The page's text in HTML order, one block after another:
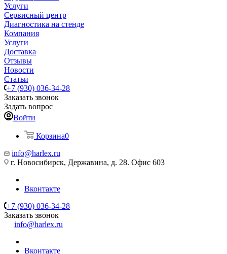
Услуги
Сервисный центр
Диагностика на стенде
Компания
Услуги
Доставка
Отзывы
Новости
Статьи
+7 (930) 036-34-28
Заказать звонок
Задать вопрос
Войти
Корзина0
info@harlex.ru
г. Новосибирск, Державина, д. 28. Офис 603
Вконтакте
+7 (930) 036-34-28
Заказать звонок
info@harlex.ru
Вконтакте